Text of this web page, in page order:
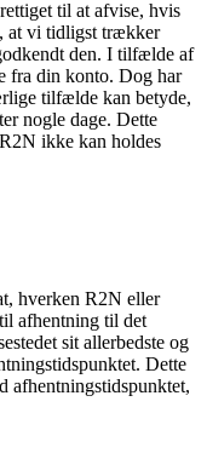
til at afvise, hvis
at vi tidligst trækker
den. I tilfælde af
fra din konto. Dog har
tilfælde kan betyde,
nogle dage. Dette
ikke kan holdes
hverken R2N eller
afhentning til det
sit allerbedste og
Dette
afhentningstidspunktet,